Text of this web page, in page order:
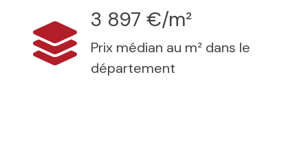
3 897 €/m²
Prix médian au m² dans le
département